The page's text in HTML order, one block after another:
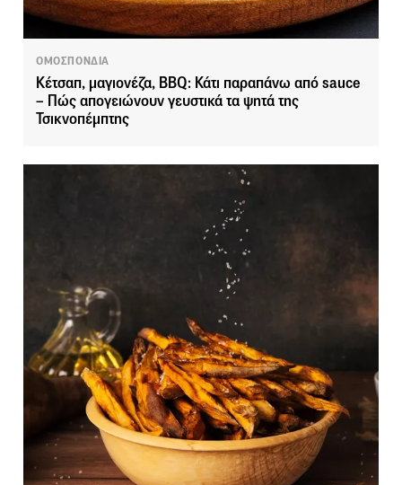
ΟΜΟΣΠΟΝΔΙΑ
Κέτσαπ, μαγιονέζα, BBQ: Κάτι παραπάνω από sauce
– Πώς απογειώνουν γευστικά τα ψητά της
Τσικνοπέμπτης